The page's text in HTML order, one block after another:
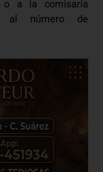
o a la comisaría
al número de